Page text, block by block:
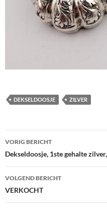
DEKSELDOOSJE ZILVER
Berichtnavigatie
VORIG BERICHT
Dekseldoosje, 1ste gehalte
VOLGEND BERICHT
VERKOCHT